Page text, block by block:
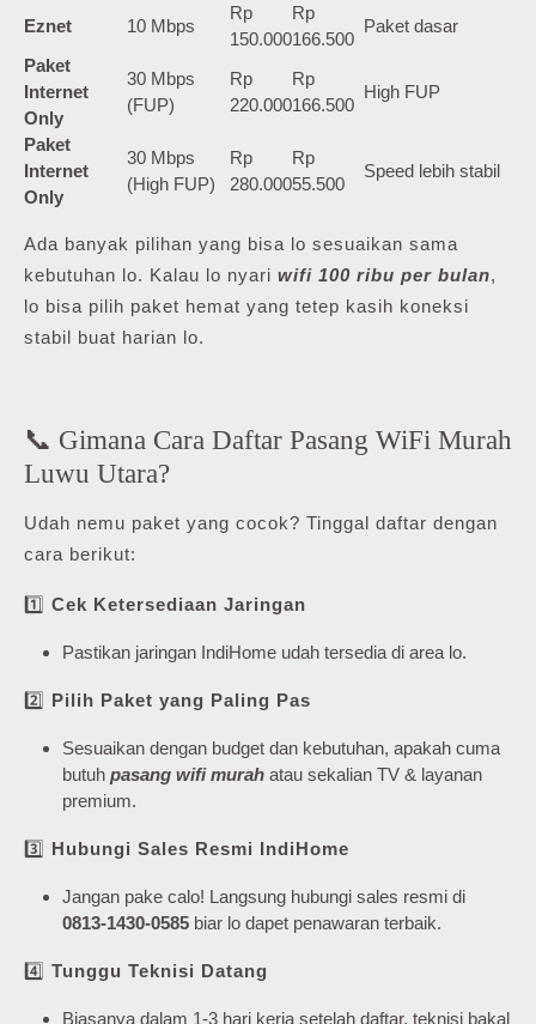
Eznet
10 Mbps
Rp
150.000
Rp
166.500
Paket dasar
Paket
Internet
Only
30 Mbps
(FUP)
Rp
220.000
Rp
166.500
High FUP
Paket
Internet
Only
30 Mbps
(High FUP)
Rp
280.000
Rp
55.500
Speed lebih stabil
Ada banyak pilihan yang bisa lo sesuaikan sama
kebutuhan lo. Kalau lo nyari wifi 100 ribu per bulan,
lo bisa pilih paket hemat yang tetep kasih koneksi
stabil buat harian lo.
📞 Gimana Cara Daftar Pasang WiFi Murah
Luwu Utara?
Udah nemu paket yang cocok? Tinggal daftar dengan
cara berikut:
1️⃣ Cek Ketersediaan Jaringan
Pastikan jaringan IndiHome udah tersedia di area lo.
2️⃣ Pilih Paket yang Paling Pas
Sesuaikan dengan budget dan kebutuhan, apakah cuma
butuh pasang wifi murah atau sekalian TV & layanan
premium.
3️⃣ Hubungi Sales Resmi IndiHome
Jangan pake calo! Langsung hubungi sales resmi di
0813-1430-0585 biar lo dapet penawaran terbaik.
4️⃣ Tunggu Teknisi Datang
Biasanya dalam 1-3 hari kerja setelah daftar, teknisi bakal